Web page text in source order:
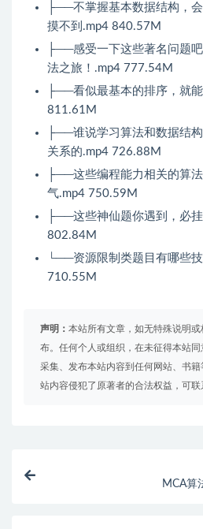
├──不掌握基本数据结构，
摸不到.mp4 840.57M
├──感受一下这些著名问题
法之旅！.mp4 777.54M
├──看似最基本的排序，就
811.61M
├──谁说学习算法和数据结
关系的.mp4 726.88M
├──这些编程能力相关的算
气.mp4 750.59M
├──这些神仙题你遇到，必
802.84M
└──资源限制类题目有哪些
710.55M
声明： 本站所有文章，如无特殊说明
布。任何个人或组织，在未征得本站同
采集、发布本站内容到任何网站、书
站内容侵犯了原著者的合法权益，可联
MCA算